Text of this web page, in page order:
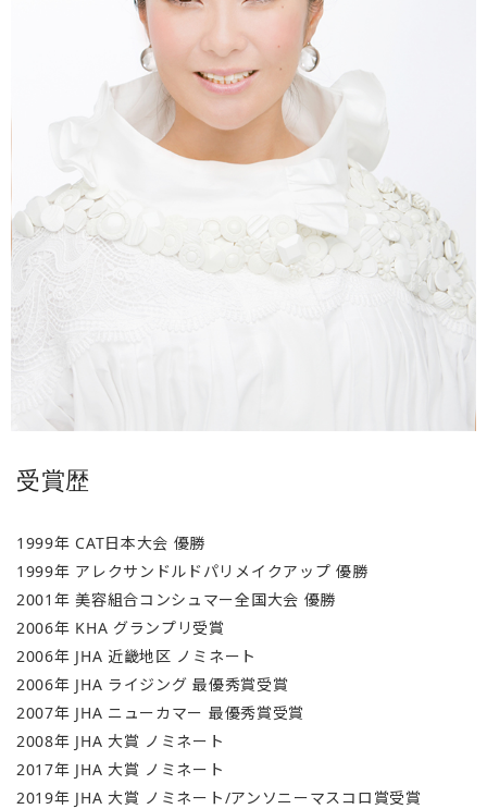
受賞歴
1999年 CAT日本大会 優勝
1999年 アレクサンドルドパリメイクアップ 優勝
2001年 美容組合コンシュマー全国大会 優勝
2006年 KHA グランプリ受賞
2006年 JHA 近畿地区 ノミネート
2006年 JHA ライジング 最優秀賞受賞
2007年 JHA ニューカマー 最優秀賞受賞
2008年 JHA 大賞 ノミネート
2017年 JHA 大賞 ノミネート
2019年 JHA 大賞 ノミネート/アンソニーマスコロ賞受賞